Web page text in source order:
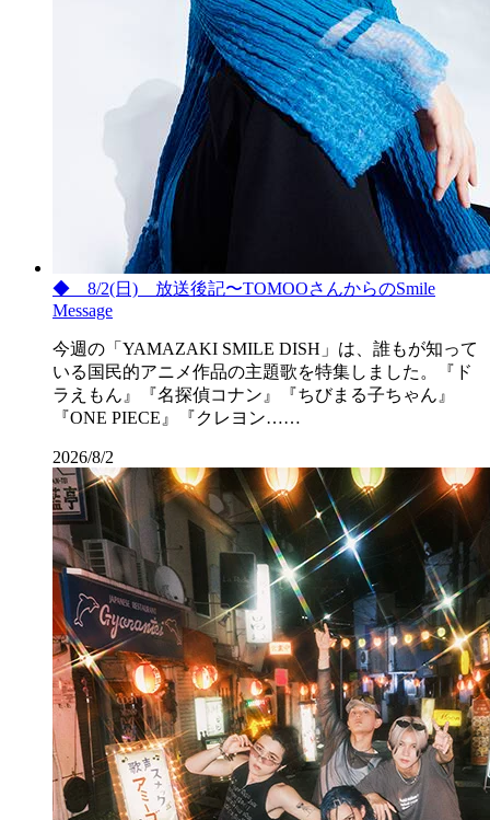
◆ 8/2(日) 放送後記〜TOMOOさんからのSmile
Message
今週の「YAMAZAKI SMILE DISH」は、誰もが知って
いる国民的アニメ作品の主題歌を特集しました。『ド
ラえもん』『名探偵コナン』『ちびまる子ちゃん』
『ONE PIECE』『クレヨン……
2026/8/2